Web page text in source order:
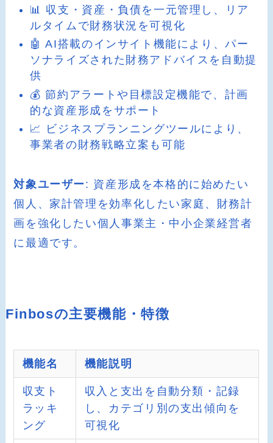
📊 収支・資産・負債を一元管理し、リア
ルタイムで財務状況を可視化
🤖 AI搭載のインサイト機能により、パー
ソナライズされた財務アドバイスを自動提
供
💰 節約アラートや目標設定機能で、計画
的な資産形成をサポート
📈 ビジネスプランニングツールにより、
事業者の財務戦略立案も可能
対象ユーザー: 資産形成を本格的に始めたい
個人、家計管理を効率化したい家庭、財務計
画を強化したい個人事業主・中小企業経営者
に最適です。
Finbosの主要機能・特徴
機能名 機能説明
収支ト
ラッキ
ング
収入と支出を自動分類・記録
し、カテゴリ別の支出傾向を
可視化